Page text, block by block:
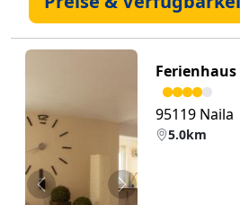
Zurück Weiter
Ferienhaus
95119 Naila
5.0km